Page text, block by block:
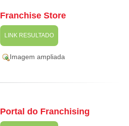
Franchise Store
LINK RESULTADO
Imagem ampliada
Portal do Franchising